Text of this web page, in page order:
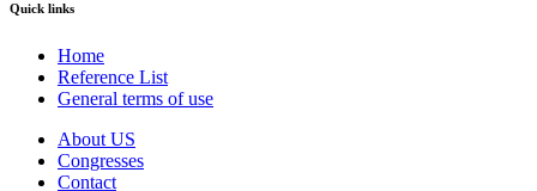
Quick links
Home
Reference List
General terms of use
About US
Congresses
Contact